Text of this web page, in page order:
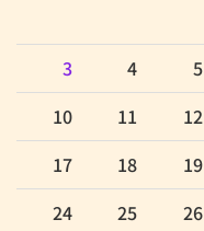
3
4 5
10
11 12
17
18 19
24
25 26